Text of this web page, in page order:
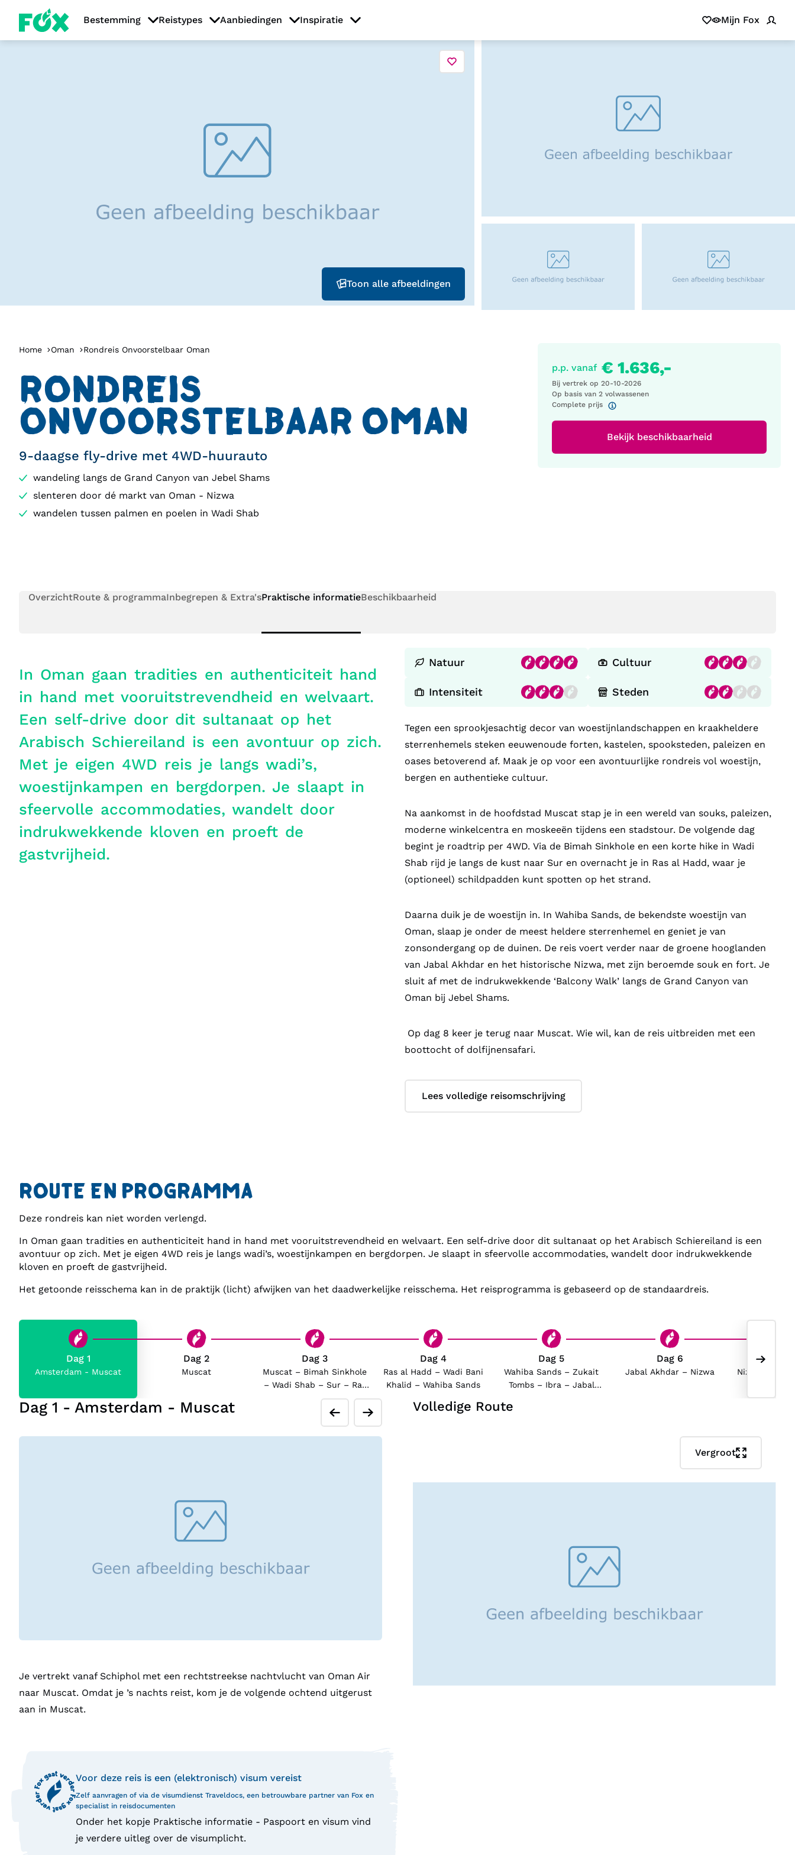
Bestemming Reistypes Aanbiedingen Inspiratie Mijn Fox
Toon alle afbeeldingen
Home Oman Rondreis Onvoorstelbaar Oman
RONDREIS
ONVOORSTELBAAR OMAN
9-daagse fly-drive met 4WD-huurauto
wandeling langs de Grand Canyon van Jebel Shams
slenteren door dé markt van Oman - Nizwa
wandelen tussen palmen en poelen in Wadi Shab
p.p. vanaf € 1.636,-
Bij vertrek op 20-10-2026
Op basis van 2 volwassenen
Complete prijs
Bekijk beschikbaarheid
OverzichtRoute & programmaInbegrepen & Extra'sPraktische informatieBeschikbaarheid
In Oman gaan tradities en authenticiteit hand
in hand met vooruitstrevendheid en welvaart.
Een self-drive door dit sultanaat op het
Arabisch Schiereiland is een avontuur op zich.
Met je eigen 4WD reis je langs wadi’s,
woestijnkampen en bergdorpen. Je slaapt in
sfeervolle accommodaties, wandelt door
indrukwekkende kloven en proeft de
gastvrijheid.
Natuur Cultuur
Intensiteit Steden
Tegen een sprookjesachtig decor van woestijnlandschappen en kraakheldere
sterrenhemels steken eeuwenoude forten, kastelen, spooksteden, paleizen en
oases betoverend af. Maak je op voor een avontuurlijke rondreis vol woestijn,
bergen en authentieke cultuur.
Na aankomst in de hoofdstad Muscat stap je in een wereld van souks, paleizen,
moderne winkelcentra en moskeeën tijdens een stadstour. De volgende dag
begint je roadtrip per 4WD. Via de Bimah Sinkhole en een korte hike in Wadi
Shab rijd je langs de kust naar Sur en overnacht je in Ras al Hadd, waar je
(optioneel) schildpadden kunt spotten op het strand.
Daarna duik je de woestijn in. In Wahiba Sands, de bekendste woestijn van
Oman, slaap je onder de meest heldere sterrenhemel en geniet je van
zonsondergang op de duinen. De reis voert verder naar de groene hooglanden
van Jabal Akhdar en het historische Nizwa, met zijn beroemde souk en fort. Je
sluit af met de indrukwekkende ‘Balcony Walk’ langs de Grand Canyon van
Oman bij Jebel Shams.
Op dag 8 keer je terug naar Muscat. Wie wil, kan de reis uitbreiden met een
boottocht of dolfijnensafari.
Lees volledige reisomschrijving
ROUTE EN PROGRAMMA
Deze rondreis kan niet worden verlengd.
In Oman gaan tradities en authenticiteit hand in hand met vooruitstrevendheid en welvaart. Een self-drive door dit sultanaat op het Arabisch Schiereiland is een
avontuur op zich. Met je eigen 4WD reis je langs wadi’s, woestijnkampen en bergdorpen. Je slaapt in sfeervolle accommodaties, wandelt door indrukwekkende
kloven en proeft de gastvrijheid.
Het getoonde reisschema kan in de praktijk (licht) afwijken van het daadwerkelijke reisschema. Het reisprogramma is gebaseerd op de standaardreis.
Volledige Route
Vergroot
Dag 1
Amsterdam - Muscat
Dag 2
Muscat
Dag 3
Muscat – Bimah Sinkhole
– Wadi Shab – Sur – Ras
al Hadd
Dag 4
Ras al Hadd – Wadi Bani
Khalid – Wahiba Sands
Dag 5
Wahiba Sands – Zukait
Tombs – Ibra – Jabal
Dag 6
Jabal Akhdar – Nizwa
Nizwa –
Dag 1 - Amsterdam - Muscat
Je vertrekt vanaf Schiphol met een rechtstreekse nachtvlucht van Oman Air
naar Muscat. Omdat je ’s nachts reist, kom je de volgende ochtend uitgerust
aan in Muscat.
Voor deze reis is een (elektronisch) visum vereist
Zelf aanvragen of via de visumdienst Traveldocs, een betrouwbare partner van Fox en
specialist in reisdocumenten
Onder het kopje Praktische informatie - Paspoort en visum vind
je verdere uitleg over de visumplicht.